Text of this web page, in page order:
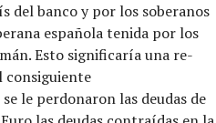
del banco y por los soberanos
española tenida por los
Esto significaría una re-
consiguiente
le perdonaron las deudas de